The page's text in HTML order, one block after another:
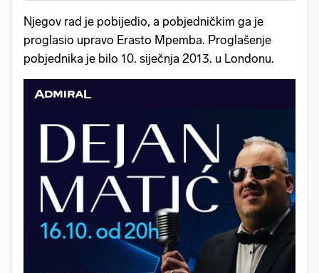
Njegov rad je pobijedio, a pobjedničkim ga je
proglasio upravo Erasto Mpemba. Proglašenje
pobjednika je bilo 10. siječnja 2013. u Londonu.